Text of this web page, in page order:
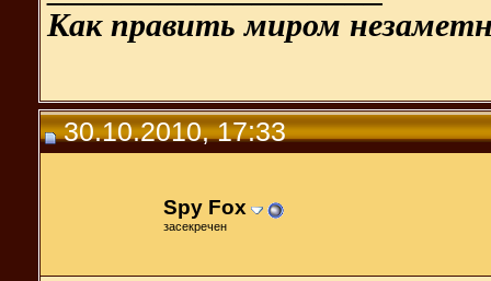
Как править миром
30.10.2010, 17:33
Spy Fox
засекречен